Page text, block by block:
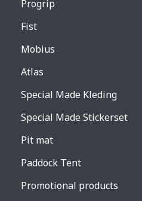
Progrip
Fist
Mobius
Atlas
Special Made Kleding
Special Made Stickerset
Pit mat
Paddock Tent
Promotional products